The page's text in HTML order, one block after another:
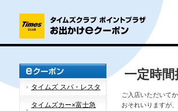
タイムズ スパ・レスタ
タイムズカー×富士急
一定時
ご入店いただいて
おそれいりますが